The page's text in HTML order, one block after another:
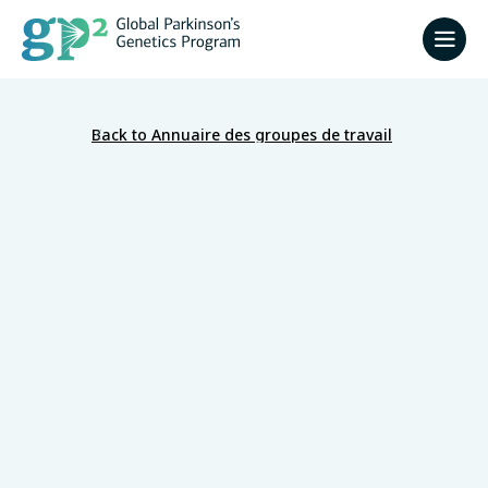
Back to Annuaire des groupes de travail